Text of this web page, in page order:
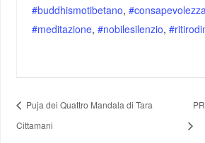
#buddhismotibetano,
#meditazione,#nobilesilenzio,
Puja dei Quattro Mandala di Tara
Cittamani